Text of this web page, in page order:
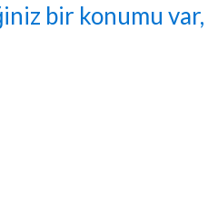
bir konumu var,